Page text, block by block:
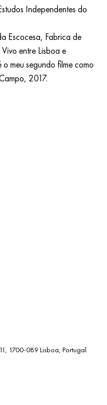
Independentes do
Escocesa, Fabrica de
entre Lisboa e
meu segundo filme como
2017.
1700-089 Lisboa, Portugal